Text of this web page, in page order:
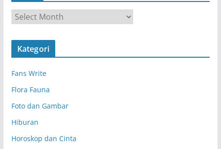
r
s
Kategori
Fans Write
Flora Fauna
Foto dan Gambar
Hiburan
Horoskop dan Cinta